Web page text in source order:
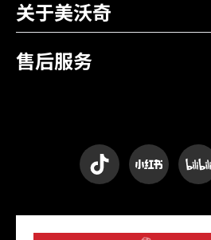
关于美沃奇
售后服务